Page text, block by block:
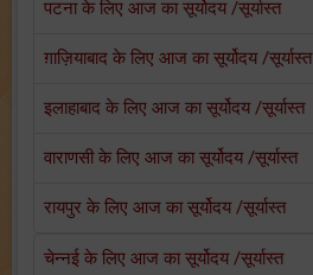
पटना के लिए आज का सूर्योदय /सूर्यास्त
ग़ाज़ियाबाद के लिए आज का सूर्योदय /सूर्यास्त
इलाहाबाद के लिए आज का सूर्योदय /सूर्यास्त
वाराणसी के लिए आज का सूर्योदय /सूर्यास्त
रायपुर के लिए आज का सूर्योदय /सूर्यास्त
चेन्नई के लिए आज का सूर्योदय /सूर्यास्त